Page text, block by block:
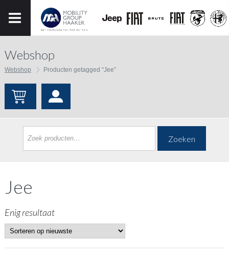
Webshop
Webshop Producten getagged “Jee”
Zoeken
Jee
Enig resultaat